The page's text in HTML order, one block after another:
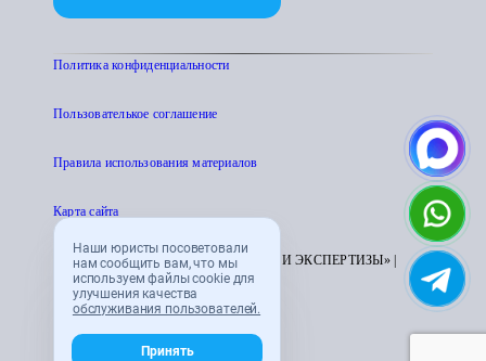
Наши юристы посоветовали
нам сообщить вам, что мы
используем файлы cookie для
улучшения качества
обслуживания пользователей.
Принять
Политика конфиденциальности
Пользователькое соглашение
Правила использования материалов
Карта сайта
© 1995 - 2026 «ЦЕНТР АТТЕСТАЦИИ И ЭКСПЕРТИЗЫ» |
CENTRATTEK.RU